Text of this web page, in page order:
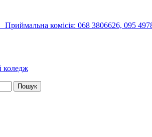
комісія: 068 3806626, 095
коледж